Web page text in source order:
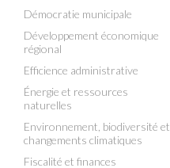
Démocratie municipale
Développement économique
régional
Efficience administrative
Énergie et ressources
naturelles
Environnement, biodiversité et
changements climatiques
Fiscalité et finances